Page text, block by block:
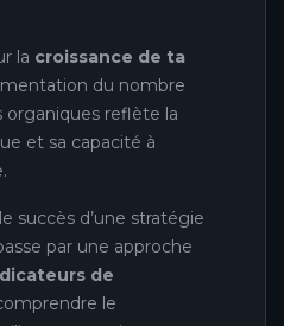
la croissance de ta
du nombre
organiques reflète la
et sa capacité à
succès d’une stratégie
par une approche
de
le